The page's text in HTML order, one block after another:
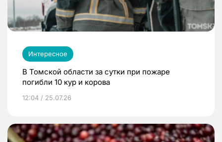
Интересное
В Томской области за сутки при пожаре
погибли 10 кур и корова
12:04 / 25.07.26